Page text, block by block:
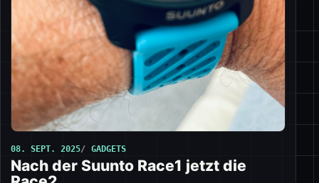
08. SEPT. 2025 GADGETS
Nach der Suunto Race1 jetzt die